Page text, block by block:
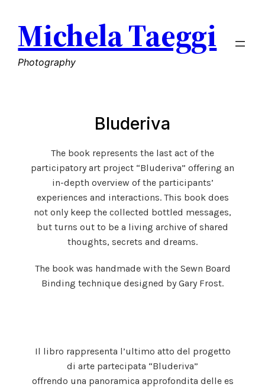
contenuto
Michela Taeggi
Photography
Bluderiva
The book represents the last act of the
participatory art project “Bluderiva” offering an
in-depth overview of the participants’
experiences and interactions. This book does
not only keep the collected bottled messages,
but turns out to be a living archive of shared
thoughts, secrets and dreams.
The book was handmade with the Sewn Board
Binding technique designed by Gary Frost.
Il libro rappresenta l’ultimo atto del progetto
di arte partecipata “Bluderiva”
offrendo una panoramica approfondita delle es